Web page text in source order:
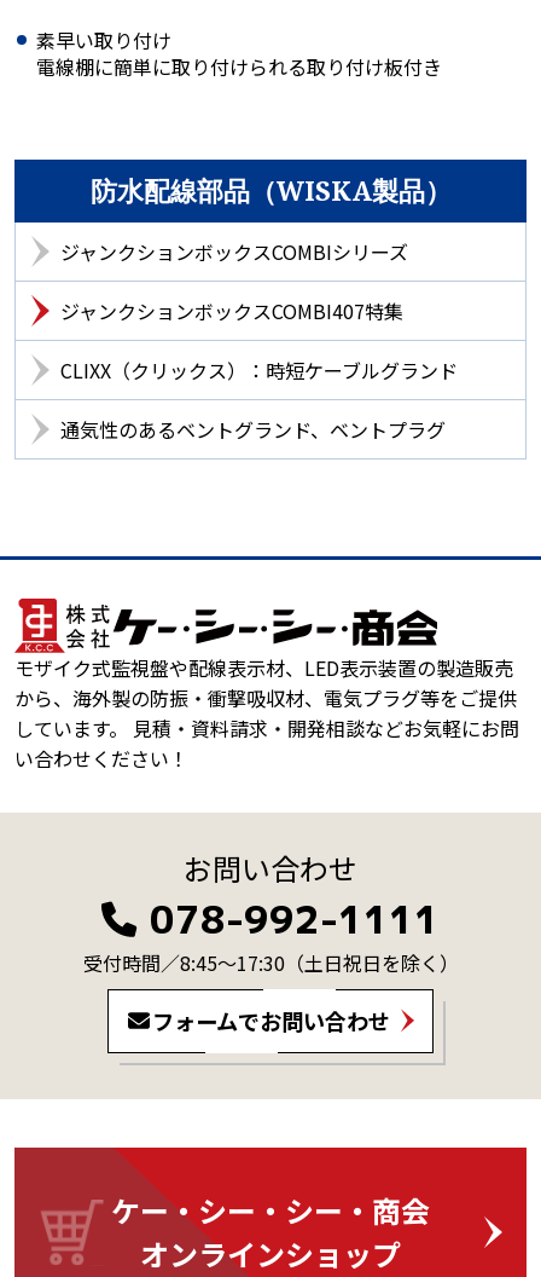
素早い取り付け
電線棚に簡単に取り付けられる取り付け板付き
防水配線部品（WISKA製品）
ジャンクションボックスCOMBIシリーズ
ジャンクションボックスCOMBI407特集
CLIXX（クリックス）：時短ケーブルグランド
通気性のあるベントグランド、ベントプラグ
モザイク式監視盤や配線表示材、LED表示装置の製造販売
から、海外製の防振・衝撃吸収材、電気プラグ等をご提供
しています。 見積・資料請求・開発相談などお気軽にお問
い合わせください！
お問い合わせ
078-992-1111
受付時間／8:45～17:30（土日祝日を除く）
フォームでお問い合わせ
ケー・シー・シー・商会
オンラインショップ